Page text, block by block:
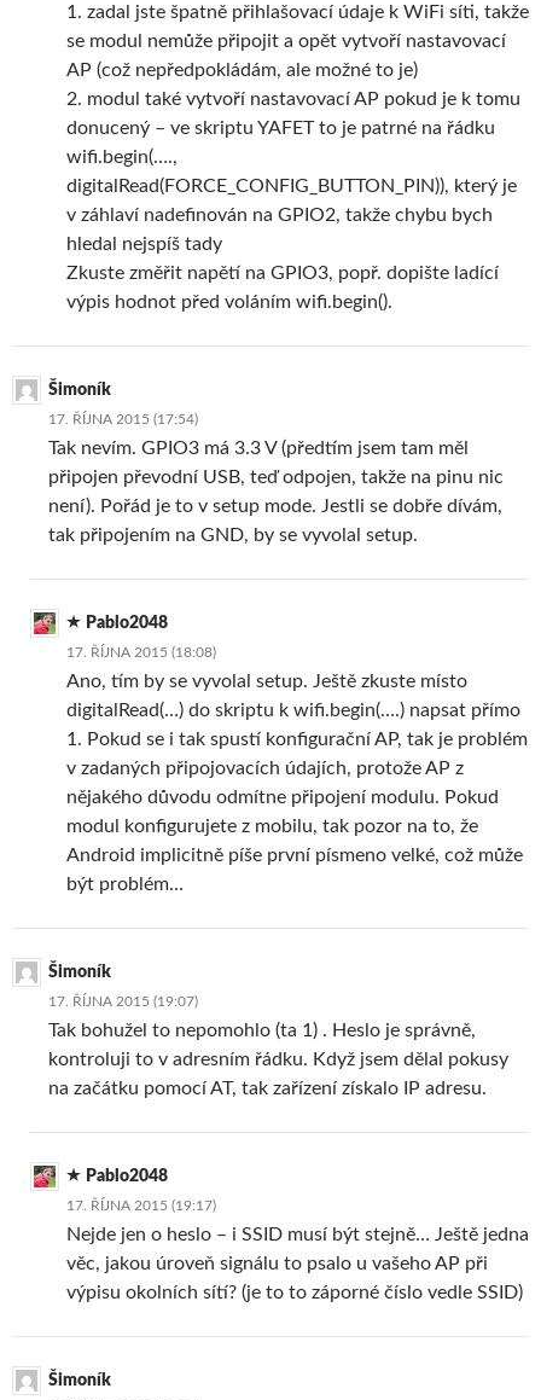
1. zadal jste špatně přihlašovací údaje k WiFi síti, takže
se modul nemůže připojit a opět vytvoří nastavovací
AP (což nepředpokládám, ale možné to je)
2. modul také vytvoří nastavovací AP pokud je k tomu
donucený – ve skriptu YAFET to je patrné na řádku
wifi.begin(….,
digitalRead(FORCE_CONFIG_BUTTON_PIN)), který je
v záhlaví nadefinován na GPIO2, takže chybu bych
hledal nejspíš tady
Zkuste změřit napětí na GPIO3, popř. dopište ladící
výpis hodnot před voláním wifi.begin().
Šimoník
17. ŘÍJNA 2015 (17:54)
Tak nevím. GPIO3 má 3.3 V (předtím jsem tam měl
připojen převodní USB, teď odpojen, takže na pinu nic
není). Pořád je to v setup mode. Jestli se dobře dívám,
tak připojením na GND, by se vyvolal setup.
Pablo2048
17. ŘÍJNA 2015 (18:08)
Ano, tím by se vyvolal setup. Ještě zkuste místo
digitalRead(…) do skriptu k wifi.begin(….) napsat přímo
1. Pokud se i tak spustí konfigurační AP, tak je problém
v zadaných připojovacích údajích, protože AP z
nějakého důvodu odmítne připojení modulu. Pokud
modul konfigurujete z mobilu, tak pozor na to, že
Android implicitně píše první písmeno velké, což může
být problém…
Šimoník
17. ŘÍJNA 2015 (19:07)
Tak bohužel to nepomohlo (ta 1) . Heslo je správně,
kontroluji to v adresním řádku. Když jsem dělal pokusy
na začátku pomocí AT, tak zařízení získalo IP adresu.
Pablo2048
17. ŘÍJNA 2015 (19:17)
Nejde jen o heslo – i SSID musí být stejně… Ještě jedna
věc, jakou úroveň signálu to psalo u vašeho AP při
výpisu okolních sítí? (je to to záporné číslo vedle SSID)
Šimoník